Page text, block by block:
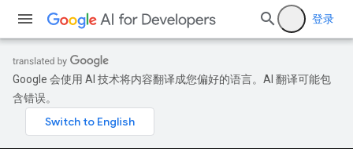
登录
Google 会使用 AI 技术将内容翻译成您偏好的语言。AI 翻译可能包
含错误。